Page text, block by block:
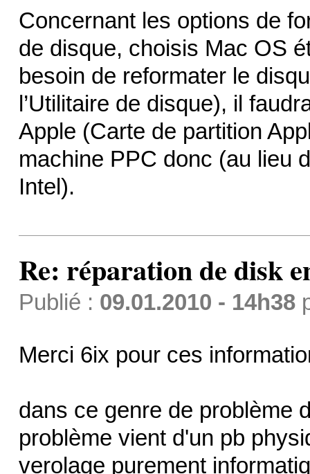
Concernant les options de
de disque, choisis Mac OS
besoin de reformater le
l’Utilitaire de disque), il
Apple (Carte de partition
machine PPC donc (au lieu
Intel).
Re: réparation de disk
Publié : 09.01.2010 - 14h38
Merci 6ix pour ces
dans ce genre de problème
problème vient d'un pb
verolage purement